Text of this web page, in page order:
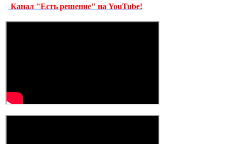
Канал "Есть решение" на YouTube!